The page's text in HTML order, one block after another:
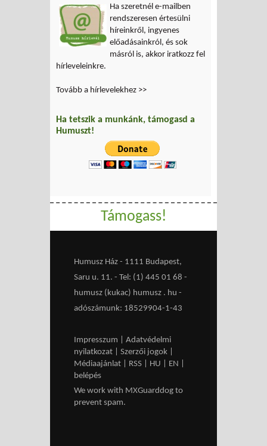
Ha szeretnél e-mailben
rendszeresen értesülni
híreinkről, ingyenes
előadásainkról, és sok
másról is, akkor iratkozz fel
hírleveleinkre.
Tovább a hírlevelekhez >>
Ha tetszik a munkánk, támogasd a
Humuszt!
Támogass!
Humusz Ház - 1111 Budapest,
Saru u. 11. - Tel: (1) 445 01 68 -
humusz (kukac) humusz . hu -
adószámunk: 18529904-1-43
Impresszum
Adatvédelmi
nyilatkozat
Szerzői jogok
Médiaajánlat
RSS HU EN
belépés
We work with MXGuarddog to
prevent spam.